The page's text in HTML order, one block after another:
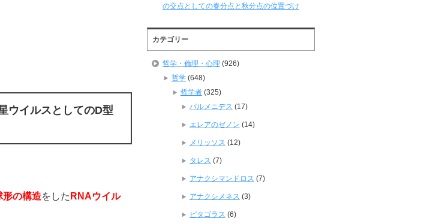
ウイルスとしてのD型
形の構造をした RNAウイル
の交点としての春分点と秋分点の位置づけ
カテゴリー
哲学・倫理・心理 (926)
哲学(648)
哲学者(325)
パルメニデス (17)
エレアのゼノン (14)
メリッソス (12)
タレス (7)
アナクシマンドロス (7)
アナクシメネス (3)
ピタゴラス (6)